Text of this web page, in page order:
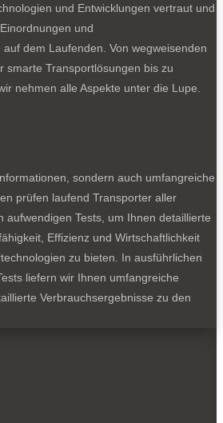
und Entwicklungen vertraut und
und
dem Laufenden. Von wegweisenden
smarte Transportlösungen bis zu
nehmen alle Aspekte unter die Lupe.
sondern auch umfangreiche
prüfen laufend Transporter aller
aufwendigen Tests, um Ihnen detaillierte
Effizienz und Wirtschaftlichkeit
zu bieten. In ausführlichen
liefern wir Ihnen umfangreiche
Verbrauchsergebnisse zu den